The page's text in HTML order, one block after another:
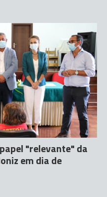
"relevante" da
em dia de